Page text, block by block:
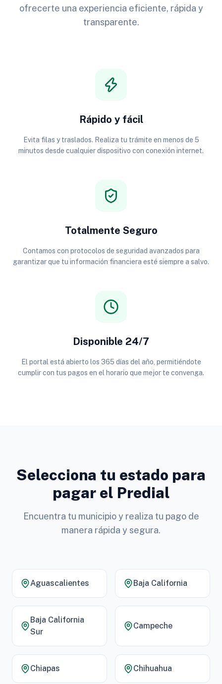
ofrecerte una experiencia eficiente, rápida y
transparente.
Rápido y fácil
Evita filas y traslados. Realiza tu trámite en menos de 5
minutos desde cualquier dispositivo con conexión internet.
Totalmente Seguro
Contamos con protocolos de seguridad avanzados para
garantizar que tu información financiera esté siempre a salvo.
Disponible 24/7
El portal está abierto los 365 días del año, permitiéndote
cumplir con tus pagos en el horario que mejor te convenga.
Selecciona tu estado para
pagar el Predial
Encuentra tu municipio y realiza tu pago de
manera rápida y segura.
Aguascalientes Baja California
Baja California
Sur
Campeche
Chiapas Chihuahua